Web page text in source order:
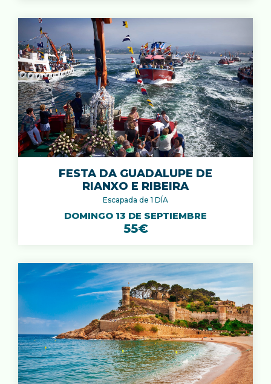
FESTA DA GUADALUPE DE
RIANXO E RIBEIRA
Escapada de 1 DÍA
DOMINGO 13 DE SEPTIEMBRE
55€